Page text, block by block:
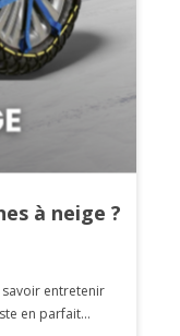
à neige ?
savoir entretenir
en parfait...